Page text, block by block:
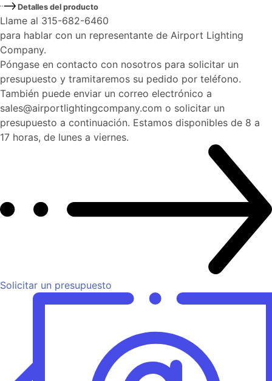
Detalles del producto
Llame al 315-682-6460
para hablar con un representante de Airport Lighting
Company.
Póngase en contacto con nosotros para solicitar un
presupuesto y tramitaremos su pedido por teléfono.
También puede enviar un correo electrónico a
sales@airportlightingcompany.com o solicitar un
presupuesto a continuación. Estamos disponibles de 8 a
17 horas, de lunes a viernes.
Solicitar un presupuesto